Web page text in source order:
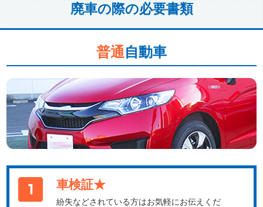
廃車の際の必要書類
普通自動車
車検証★
紛失などされている方はお気軽にお伝えくだ